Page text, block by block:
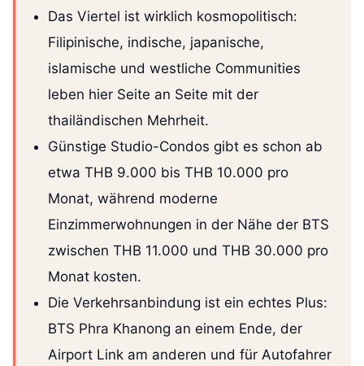
Das Viertel ist wirklich kosmopolitisch:
Filipinische, indische, japanische,
islamische und westliche Communities
leben hier Seite an Seite mit der
thailändischen Mehrheit.
Günstige Studio-Condos gibt es schon ab
etwa THB 9.000 bis THB 10.000 pro
Monat, während moderne
Einzimmerwohnungen in der Nähe der BTS
zwischen THB 11.000 und THB 30.000 pro
Monat kosten.
Die Verkehrsanbindung ist ein echtes Plus:
BTS Phra Khanong an einem Ende, der
Airport Link am anderen und für Autofahrer